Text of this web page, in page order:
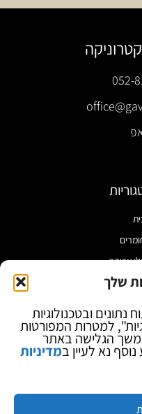
שלך
ובטכנולוגיות
למטרות המפורטות
הגלישה באתר
נא לעיין במדיניות
052-
עבודה
הלחמה
כח ומודדים
אופטי להגדלה
מותגים